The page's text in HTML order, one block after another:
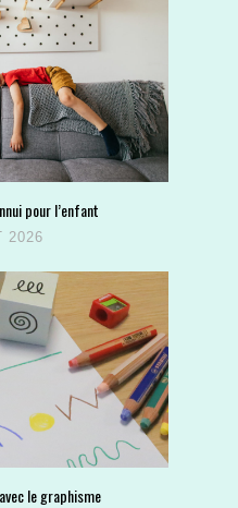
pour l’enfant
2026
le graphisme